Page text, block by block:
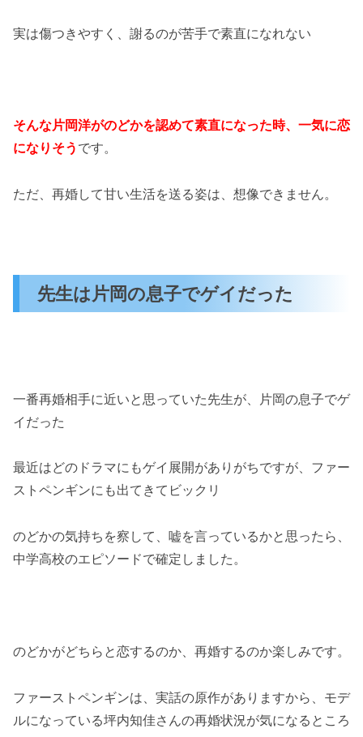
実は傷つきやすく、謝るのが苦手で素直になれない
そんな片岡洋がのどかを認めて素直になった時、一気に恋
になりそう です。
ただ、再婚して甘い生活を送る姿は、想像できません。
先生は片岡の息子でゲイだった
一番再婚相手に近いと思っていた先生が、片岡の息子でゲ
イだった
最近はどのドラマにもゲイ展開がありがちですが、ファー
ストペンギンにも出てきてビックリ
のどかの気持ちを察して、嘘を言っているかと思ったら、
中学高校のエピソードで確定しました。
のどかがどちらと恋するのか、再婚するのか楽しみです。
ファーストペンギンは、実話の原作がありますから、モデ
ルになっている坪内知佳さんの再婚状況が気になるところ